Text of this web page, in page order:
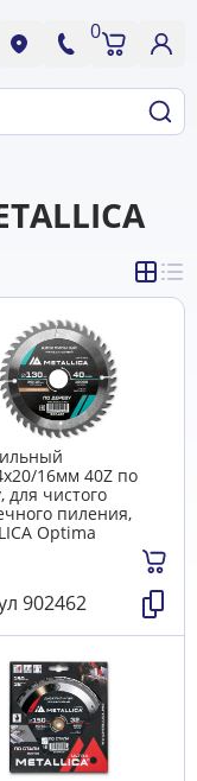
0
16мм 40Z по
для чистого
пиления,
Optima
902462